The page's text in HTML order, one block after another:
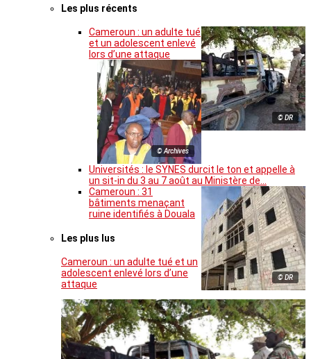
Les plus récents
© DR
Cameroun : un adulte tué
et un adolescent enlevé
lors d’une attaque
© Archives
Universités : le SYNES durcit le ton et appelle à
un sit-in du 3 au 7 août au Ministère de…
© DR
Cameroun : 31
bâtiments menaçant
ruine identifiés à Douala
Les plus lus
Cameroun : un adulte tué et un
adolescent enlevé lors d’une
attaque